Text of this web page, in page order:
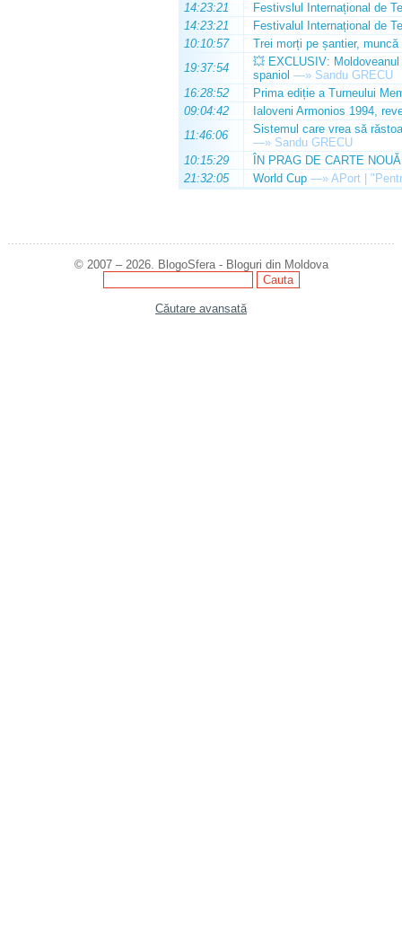
14:23:21
Festivslul Internațional de
14:23:21
Festivalul Internațional de
10:10:57
Trei morți pe șantier, muncă
19:37:54
💥 EXCLUSIV:
spaniol —» Sandu GRECU
16:28:52
Prima ediție a Turneului
09:04:42
Ialoveni Armonios 1994,
11:46:06
Sistemul care vrea să
—» Sandu GRECU
10:15:29
ÎN PRAG DE CARTE NOUĂ
21:32:05
World Cup —» APort |
© 2007 – 2026. BlogoSfera - Bloguri din Moldova
Căutare avansată